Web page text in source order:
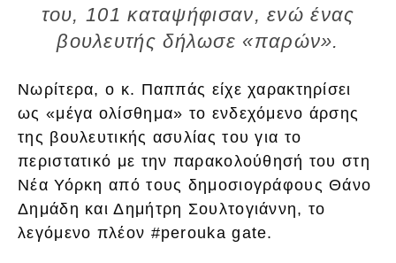
του, 101 καταψήφισαν, ενώ ένας
βουλευτής δήλωσε «παρών».
Νωρίτερα, ο κ. Παππάς είχε χαρακτηρίσει
ως «μέγα ολίσθημα» το ενδεχόμενο άρσης
της βουλευτικής ασυλίας του για το
περιστατικό με την παρακολούθησή του στη
Νέα Υόρκη από τους δημοσιογράφους Θάνο
Δημάδη και Δημήτρη Σουλτογιάννη, το
λεγόμενο πλέον #perouka gate.